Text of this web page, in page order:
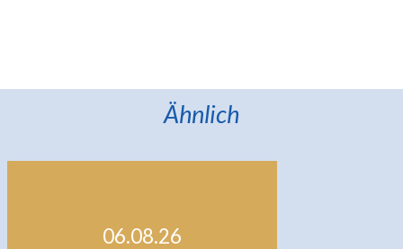
Ähnlich
06.08.26